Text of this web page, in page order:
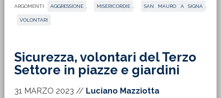
ARGOMENTI: AGGRESSIONE MISERICORDIE SAN MAURO A SIGNA
VOLONTARI
Sicurezza, volontari del Terzo
Settore in piazze e giardini
31 MARZO 2023 // Luciano Mazziotta